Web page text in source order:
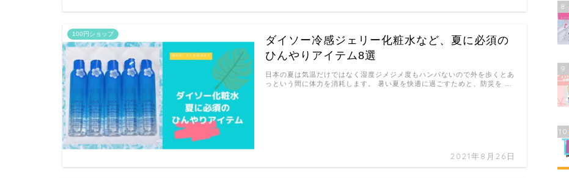
100円ショップ
ダイソー冷感ジェリー化粧水など、夏に必須の
ひんやりアイテム8選
2021年8月26日
日本の夏は気温だけではなく湿度ジメジメ度もハンパないので外を歩くとあ
っという間に体力を消耗します。 暑い夏を快適に過ごすためと、防災を …
8
9
10